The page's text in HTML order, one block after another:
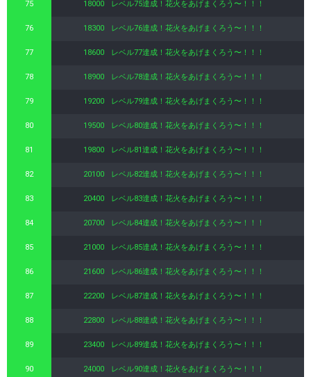
75 18000 レベル75達成！花火をあげまくろう〜！！！
76 18300 レベル76達成！花火をあげまくろう〜！！！
77 18600 レベル77達成！花火をあげまくろう〜！！！
78 18900 レベル78達成！花火をあげまくろう〜！！！
79 19200 レベル79達成！花火をあげまくろう〜！！！
80 19500 レベル80達成！花火をあげまくろう〜！！！
81 19800 レベル81達成！花火をあげまくろう〜！！！
82 20100 レベル82達成！花火をあげまくろう〜！！！
83 20400 レベル83達成！花火をあげまくろう〜！！！
84 20700 レベル84達成！花火をあげまくろう〜！！！
85 21000 レベル85達成！花火をあげまくろう〜！！！
86 21600 レベル86達成！花火をあげまくろう〜！！！
87 22200 レベル87達成！花火をあげまくろう〜！！！
88 22800 レベル88達成！花火をあげまくろう〜！！！
89 23400 レベル89達成！花火をあげまくろう〜！！！
90 24000 レベル90達成！花火をあげまくろう〜！！！